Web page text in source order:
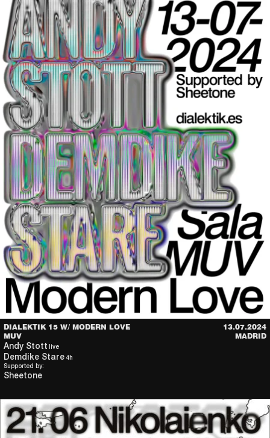
DIALEKTIK 15 W/ MODERN LOVE
13.07.2024
MUV
MADRID
Andy Stott live
Demdike Stare4h
Supported by:
Sheetone